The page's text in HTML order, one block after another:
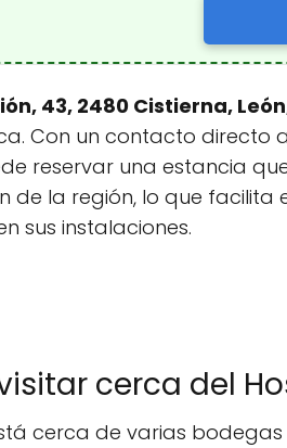
43, 2480 Cistierna,
Con un contacto directo
reservar una estancia
la región, lo que
sus instalaciones.
cerca del
cerca de varias